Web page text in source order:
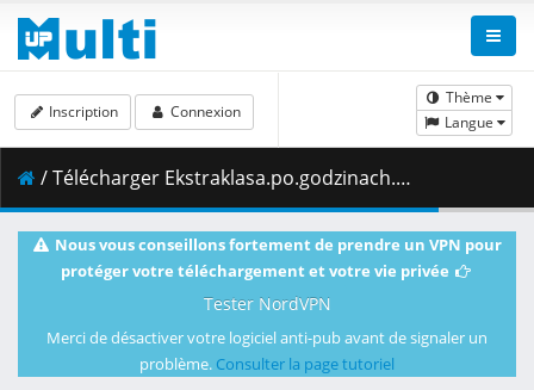
Thème
Langue
Inscription Connexion
/ Télécharger Ekstraklasa.po.godzinach.16.kolejka.29.11.2021.1080i.PL.HDTV.maraarab.ts ( 1.98 GB )
Nous vous conseillons fortement de prendre un VPN pour
protéger votre téléchargement et votre vie privée
Tester NordVPN
Merci de désactiver votre logiciel anti-pub avant de signaler un
problème. Consulter la page tutoriel